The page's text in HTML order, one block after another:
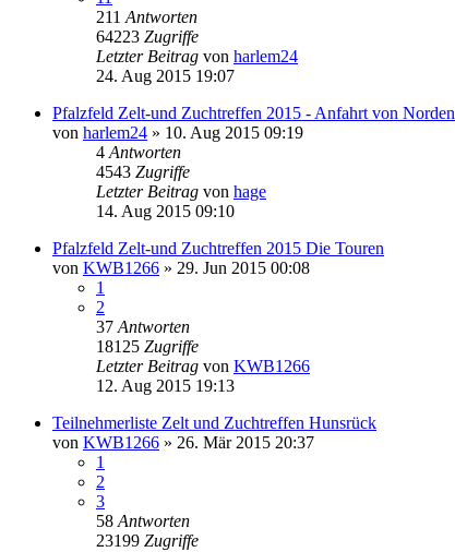
211 Antworten
64223 Zugriffe
Letzter Beitrag von harlem24
24. Aug 2015 19:07
Pfalzfeld Zelt-und Zuchtreffen 2015 - Anfahrt von Norden
von harlem24 » 10. Aug 2015 09:19
4 Antworten
4543 Zugriffe
Letzter Beitrag von hage
14. Aug 2015 09:10
Pfalzfeld Zelt-und Zuchtreffen 2015 Die Touren
von KWB1266 » 29. Jun 2015 00:08
1
2
37 Antworten
18125 Zugriffe
Letzter Beitrag von KWB1266
12. Aug 2015 19:13
Teilnehmerliste Zelt und Zuchtreffen Hunsrück
von KWB1266 » 26. Mär 2015 20:37
1
2
3
58 Antworten
23199 Zugriffe